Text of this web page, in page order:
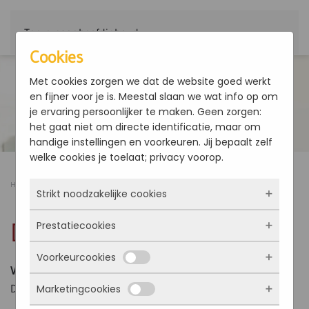
Terug naar hoofdinhoud
Home
DST
Vermogen: 1750 - 9500 kW
DST-luchtverdelers, verticale projectie lucht
Cookies
Met cookies zorgen we dat de website goed werkt
en fijner voor je is. Meestal slaan we wat info op om
je ervaring persoonlijker te maken. Geen zorgen:
het gaat niet om directe identificatie, maar om
handige instellingen en voorkeuren. Jij bepaalt zelf
welke cookies je toelaat; privacy voorop.
Strikt noodzakelijke cookies
Deze cookies zorgen ervoor dat de website
überhaupt werkt. Ze zijn dus altijd actief en
kunnen niet worden uitgezet. Meestal worden
ze alleen geplaatst als jij iets doet, zoals
inloggen, een formulier invullen of je
Prestatiecookies
Met deze cookies zien we hoe vaak onze site
bezocht wordt, waar bezoekers vandaan
komen en welke pagina’s populair zijn. Zo
Voorkeurcookies
Deze cookies onthouden jouw voorkeuren.
Marketingcookies